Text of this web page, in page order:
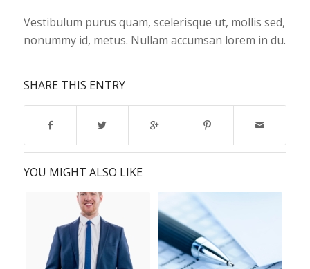
Vestibulum purus quam, scelerisque ut, mollis sed,
nonummy id, metus. Nullam accumsan lorem in du.
SHARE THIS ENTRY
YOU MIGHT ALSO LIKE